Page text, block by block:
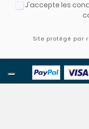
J'accepte les
Site protégé par